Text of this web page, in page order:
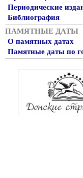
Периодические
Библиография
ПАМЯТНЫЕ ДАТЫ
О памятных датах
Памятные даты по